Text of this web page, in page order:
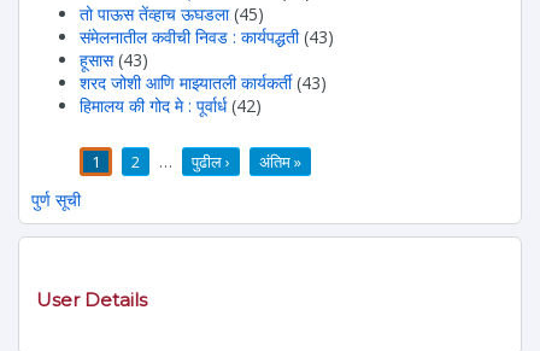
तो पाऊस तेंव्हाच ऊघडला (45)
संमेलनातील कवीची निवड : कार्यपद्धती (43)
हूसास (43)
शरद जोशी आणि माझ्यातली कार्यकर्ती (43)
हिमालय की गोद मे : पूर्वार्ध (42)
1 2 … पुढील › अंतिम »
पुर्ण सूची
User Details